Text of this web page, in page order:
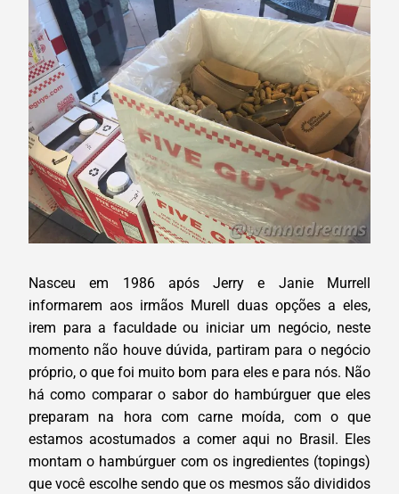
Nasceu em 1986 após Jerry e Janie Murrell
informarem aos irmãos Murell duas opções a eles,
irem para a faculdade ou iniciar um negócio, neste
momento não houve dúvida, partiram para o negócio
próprio, o que foi muito bom para eles e para nós. Não
há como comparar o sabor do hambúrguer que eles
preparam na hora com carne moída, com o que
estamos acostumados a comer aqui no Brasil. Eles
montam o hambúrguer com os ingredientes (topings)
que você escolhe sendo que os mesmos são divididos